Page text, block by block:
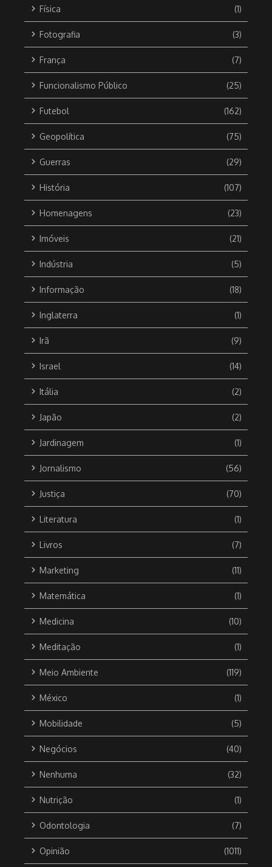
Física (1)
Fotografia (3)
França (7)
Funcionalismo Público (25)
Futebol (162)
Geopolítica (75)
Guerras (29)
História (107)
Homenagens (23)
Imóveis (21)
Indústria (5)
Informação (18)
Inglaterra (1)
Irã (9)
Israel (14)
Itália (2)
Japão (2)
Jardinagem (1)
Jornalismo (56)
Justiça (70)
Literatura (1)
Livros (7)
Marketing (11)
Matemática (1)
Medicina (10)
Meditação (1)
Meio Ambiente (119)
México (1)
Mobilidade (5)
Negócios (40)
Nenhuma (32)
Nutrição (1)
Odontologia (7)
Opinião (1011)